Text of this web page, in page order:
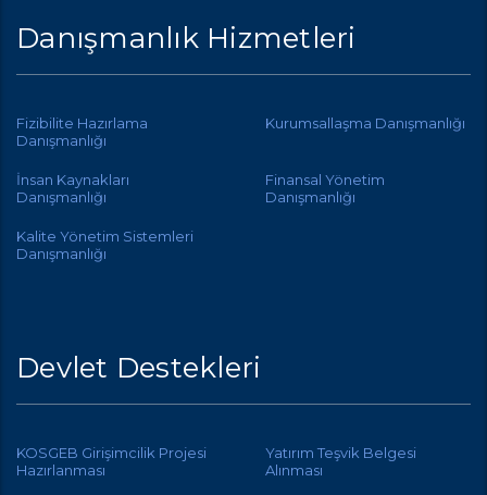
Danışmanlık Hizmetleri
Fizibilite Hazırlama
Danışmanlığı
Kurumsallaşma Danışmanlığı
İnsan Kaynakları
Danışmanlığı
Finansal Yönetim
Danışmanlığı
Kalite Yönetim Sistemleri
Danışmanlığı
Devlet Destekleri
KOSGEB Girişimcilik Projesi
Hazırlanması
Yatırım Teşvik Belgesi
Alınması